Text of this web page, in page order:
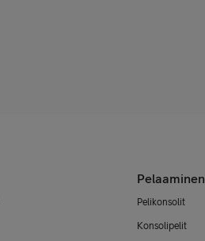
Pelaaminen
Pelikonsolit
Konsolipelit